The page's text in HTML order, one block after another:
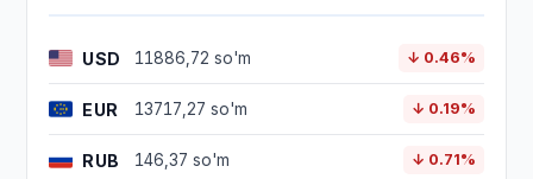
USD 11886,72 so'm ↓ 0.46%
EUR 13717,27 so'm ↓ 0.19%
RUB 146,37 so'm ↓ 0.71%